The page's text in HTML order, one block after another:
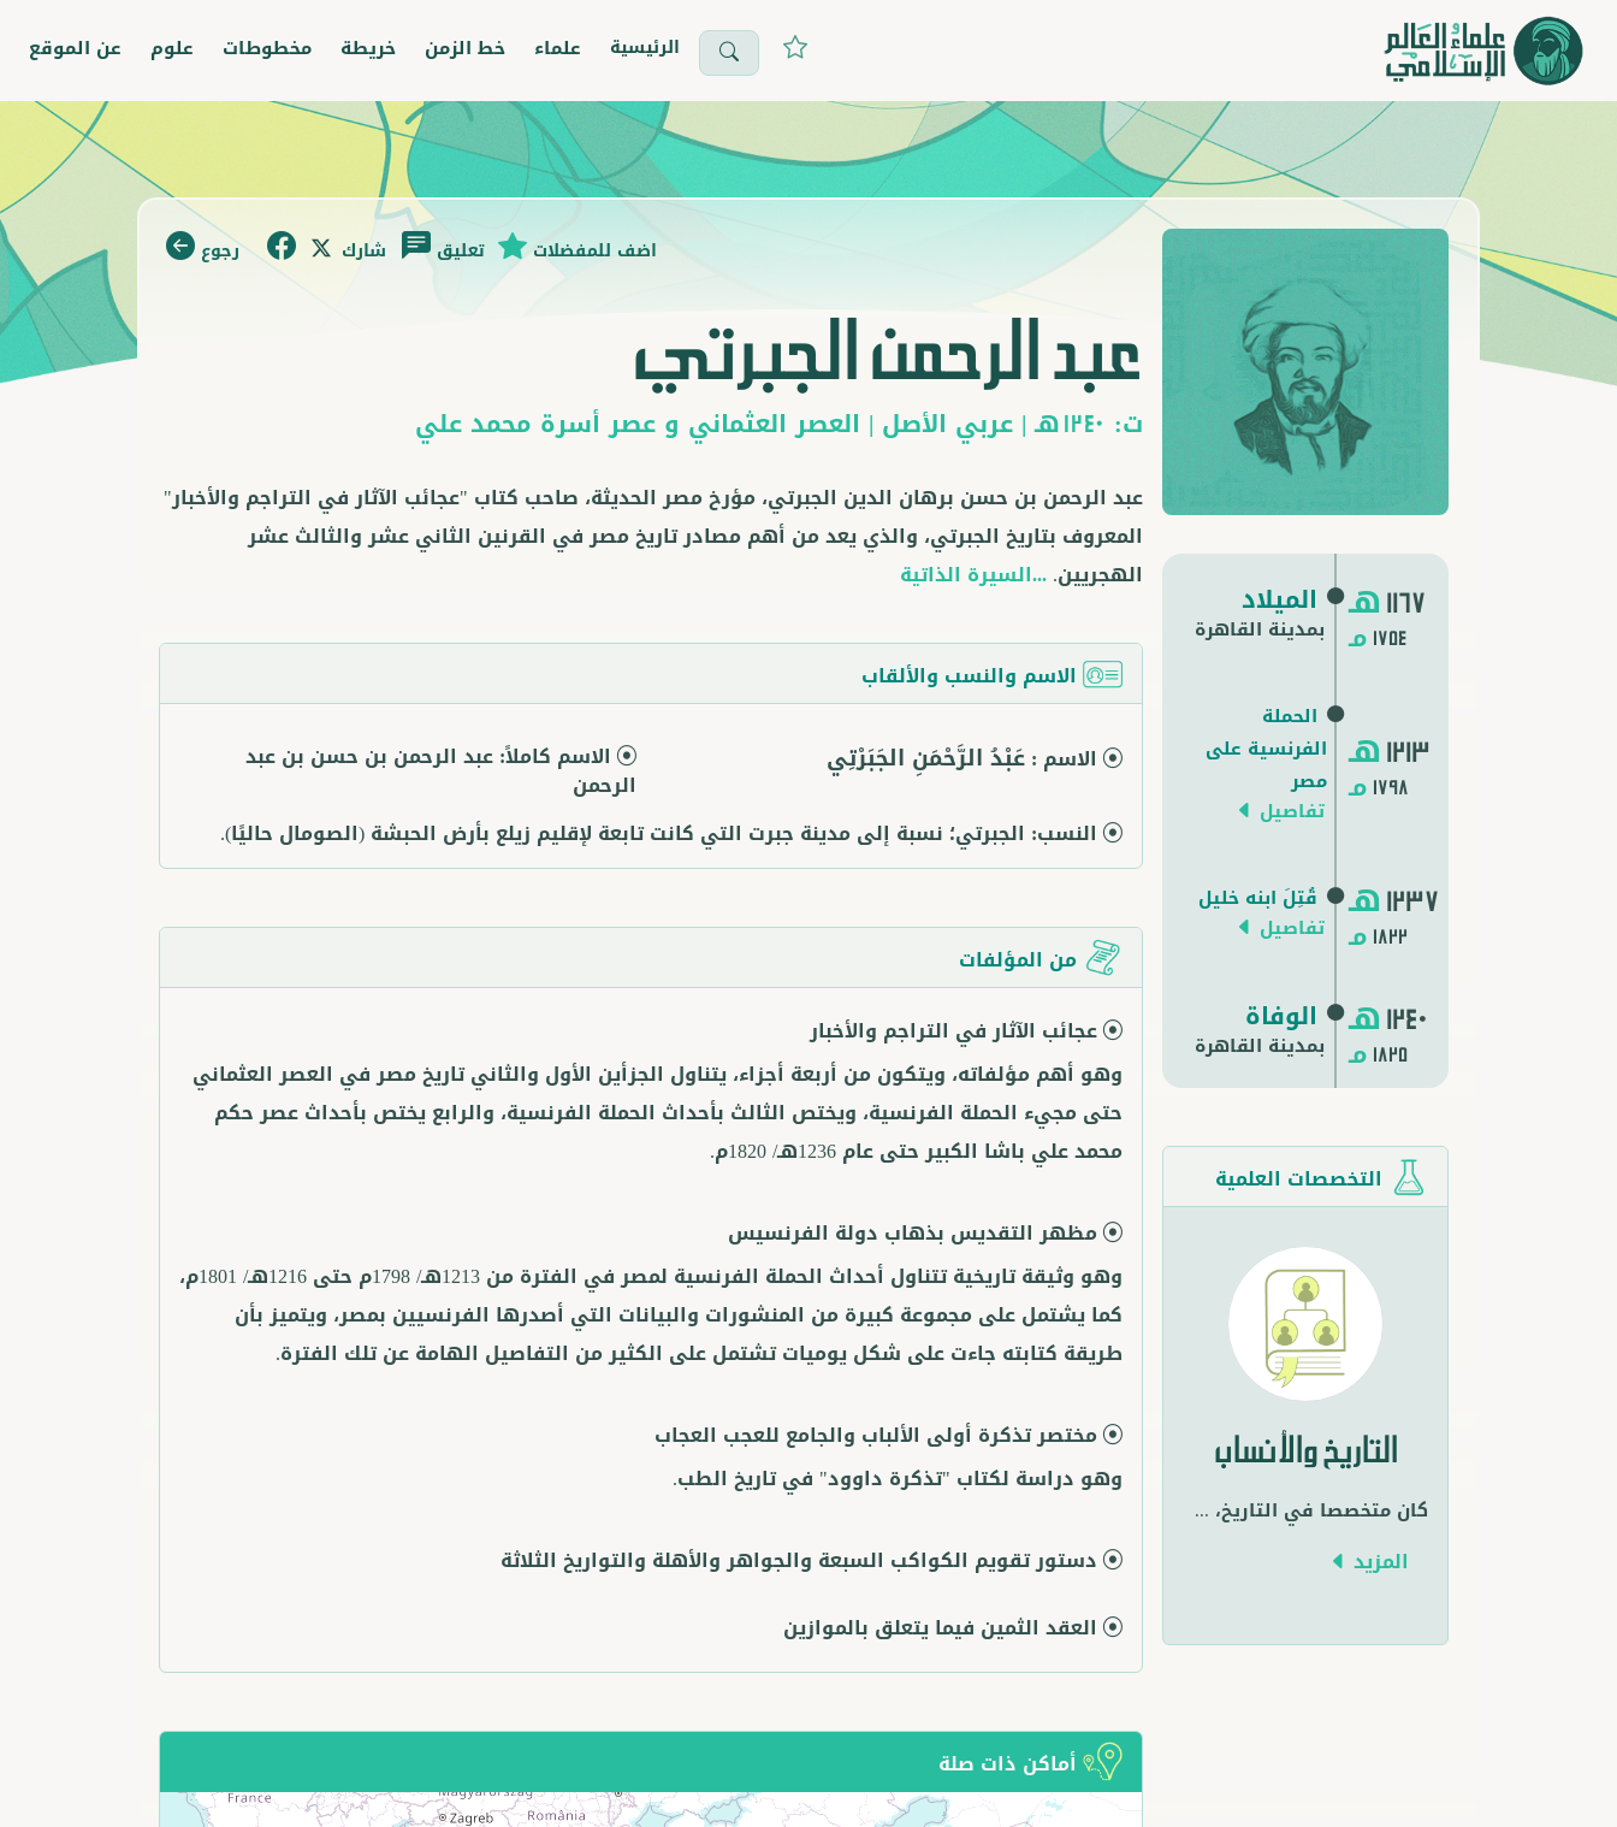
الرئيسية علماء خط الزمن خريطة مخطوطات علوم عن الموقع
هـ1167
مـ 1754
الميلاد
بمدينة القاهرة
هـ1213
مـ 1798
الحملة
الفرنسية على
مصر
تفاصيل
هـ1237
مـ 1822
قُتِلَ ابنه خليل
تفاصيل
هـ1240
مـ 1825
الوفاة
بمدينة القاهرة
التخصصات العلمية
التاريخ والأنساب
كان متخصصا في التاريخ، ...
المزيد
رجوع شارك تعليق اضف للمفضلات
عبد الرحمن الجبرتي
ت: 1240هـ | عربي الأصل | العصر العثماني و عصر أسرة محمد علي
عبد الرحمن بن حسن برهان الدين الجبرتي، مؤرخ مصر الحديثة، صاحب كتاب "عجائب الآثار في التراجم والأخبار"
المعروف بتاريخ الجبرتي، والذي يعد من أهم مصادر تاريخ مصر في القرنين الثاني عشر والثالث عشر
الهجريين....السيرة الذاتية
الاسم والنسب والألقاب
الاسم :عَبْدُ الرَّحْمَنِ الجَبَرْتِي الاسم كاملاً:عبد الرحمن بن حسن بن عبد
الرحمن
النسب: الجبرتي؛ نسبة إلى مدينة جبرت التي كانت تابعة لإقليم زيلع بأرض الحبشة (الصومال حاليًا).
من المؤلفات
عجائب الآثار في التراجم والأخبار
وهو أهم مؤلفاته، ويتكون من أربعة أجزاء، يتناول الجزأين الأول والثاني تاريخ مصر في العصر العثماني
حتى مجيء الحملة الفرنسية، ويختص الثالث بأحداث الحملة الفرنسية، والرابع يختص بأحداث عصر حكم
محمد علي باشا الكبير حتى عام 1236هـ/ 1820م.
مظهر التقديس بذهاب دولة الفرنسيس
وهو وثيقة تاريخية تتناول أحداث الحملة الفرنسية لمصر في الفترة من 1213هـ/ 1798م حتى 1216هـ/ 1801م،
كما يشتمل على مجموعة كبيرة من المنشورات والبيانات التي أصدرها الفرنسيين بمصر، ويتميز بأن
طريقة كتابته جاءت على شكل يوميات تشتمل على الكثير من التفاصيل الهامة عن تلك الفترة.
مختصر تذكرة أولى الألباب والجامع للعجب العجاب
وهو دراسة لكتاب "تذكرة داوود" في تاريخ الطب.
دستور تقويم الكواكب السبعة والجواهر والأهلة والتواريخ الثلاثة
العقد الثمين فيما يتعلق بالموازين
أماكن ذات صلة